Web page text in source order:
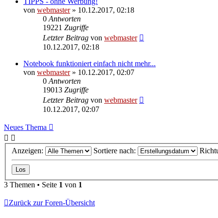
von webmaster» 10.12.2017, 02:18
0 Antworten
19221 Zugriffe
Letzter Beitrag von webmaster
10.12.2017, 02:18
Notebook funktioniert einfach nicht mehr...
von webmaster» 10.12.2017, 02:07
0 Antworten
19013 Zugriffe
Letzter Beitrag von webmaster
10.12.2017, 02:07
Neues Thema
Anzeigen: Sortiere nach:
3 Themen • Seite 1 von 1
Zurück zur Foren-Übersicht